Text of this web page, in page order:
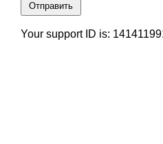
Отправить
Your support ID is: